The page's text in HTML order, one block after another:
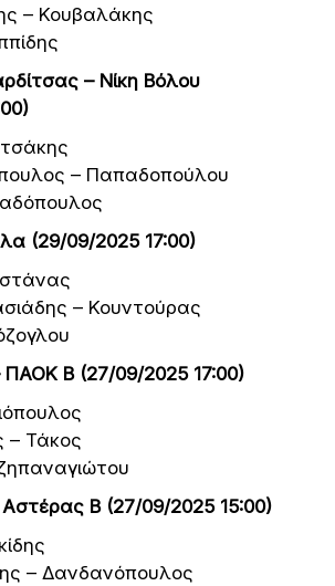
– Κουβαλάκης
– Νίκη Βόλου
– Παπαδοπούλου
(29/09/2025 17:00)
– Κουντούρας
ΠΑΟΚ Β (27/09/2025 17:00)
– Τάκος
Β (27/09/2025 15:00)
– Δανδανόπουλος